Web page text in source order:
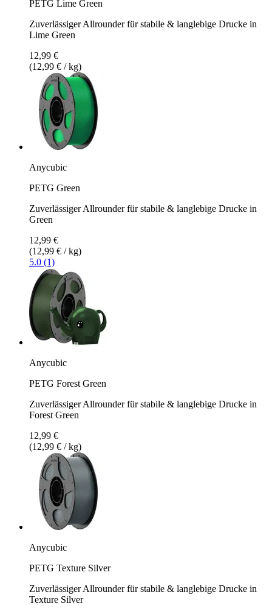
PETG Lime Green
Zuverlässiger Allrounder für stabile & langlebige Drucke in
Lime Green
12,99 €
(12,99 € / kg)
Anycubic
PETG Green
Zuverlässiger Allrounder für stabile & langlebige Drucke in
Green
12,99 €
(12,99 € / kg)
5.0 (1)
Anycubic
PETG Forest Green
Zuverlässiger Allrounder für stabile & langlebige Drucke in
Forest Green
12,99 €
(12,99 € / kg)
Anycubic
PETG Texture Silver
Zuverlässiger Allrounder für stabile & langlebige Drucke in
Texture Silver